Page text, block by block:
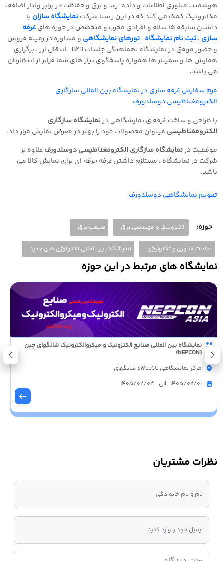
هوشمند، فناوری اطلاعات و داده، رعد و برق و حفاظت در برابر ولتاژ اضافه،
مکاترونیک کمک می کند که در این راستا شرکتنمایشگاه سازان با
داشتن سابقه 15 ساله و افرادی مجرب و متخصص در حوزه های
غرفه
سازی ،ثبت نام نمایشگاه ،تورهای نمایشگاهی و مشاوره در زمینه فروش
و حضور موفق در نمایشگاه ،هماهنگی جلسات
، انتقال ارز ، برگزاری
همایش ها و سمینار ها همواره پاسخگوی نیاز های شما فراتر از انتظارتان
می باشد.
فرم سفارش غرفه سازی در نمایشگاه بین المللی سازگاری
الکترومغناطیسی دوسلدورف
با طراحی و ساخت غرفه ی نمایشگاهی درنمایشگاه سازگاری
الکترومغناطیسی میتوان محصولات خود را بهتر در معرض نمایش قرار داد.
موفقیت درنمایشگاه سازگاری الکترومغناطیسی دوسلدورفعلاوه بر
شرکت در نمایشگاه ، مستلزم داشتن غرفه حرفه ای برای نمایش کالا می
باشد.
تقویم نمایشگاهی دوسلدورف
حوزه: الکترونیک و مهندسی برق صنعت برق
صنعت فناوری و تکنولوژی نمایشگاه بین المللی تکنولوژی های جدید
نمایشگاه های مرتبط در این حوزه
نمایشگاه بین المللی صنایع الکترونیک و میکروالکترونیک شانگهای چین
(NEPCON)
مرکز نمایشگاهی SWEECC شانگهای
1405/02/01 الی 1405/02/03
نظرات مشتریان